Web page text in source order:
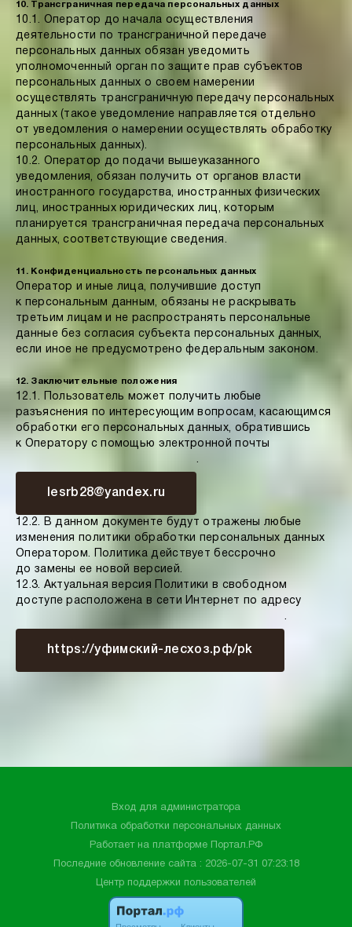
10. Трансграничная передача персональных данных
10.1. Оператор до начала осуществления
деятельности по трансграничной передаче
персональных данных обязан уведомить
уполномоченный орган по защите прав субъектов
персональных данных о своем намерении
осуществлять трансграничную передачу персональных
данных (такое уведомление направляется отдельно
от уведомления о намерении осуществлять обработку
персональных данных).
10.2. Оператор до подачи вышеуказанного
уведомления, обязан получить от органов власти
иностранного государства, иностранных физических
лиц, иностранных юридических лиц, которым
планируется трансграничная передача персональных
данных, соответствующие сведения.
11. Конфиденциальность персональных данных
Оператор и иные лица, получившие доступ
к персональным данным, обязаны не раскрывать
третьим лицам и не распространять персональные
данные без согласия субъекта персональных данных,
если иное не предусмотрено федеральным законом.
12. Заключительные положения
12.1. Пользователь может получить любые
разъяснения по интересующим вопросам, касающимся
обработки его персональных данных, обратившись
к Оператору с помощью электронной почты
lesrb28@yandex.ru
.
12.2. В данном документе будут отражены любые
изменения политики обработки персональных данных
Оператором. Политика действует бессрочно
до замены ее новой версией.
12.3. Актуальная версия Политики в свободном
доступе расположена в сети Интернет по адресу
https://уфимский-лесхоз.рф/pk
.
Вход для администратора
Политика обработки персональных данных
Работает на платформе
Портал.РФ
Последние обновление сайта : 2026-07-31 07:23:18
Центр поддержки пользователей